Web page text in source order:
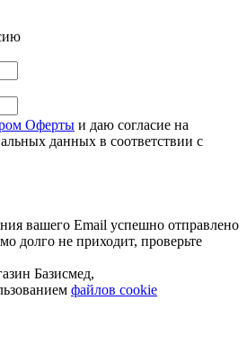
Оферты и даю согласие на
данных в соответствии с
вашего Email успешно отправлено
долго не приходит, проверьте
Базисмед,
файлов cookie